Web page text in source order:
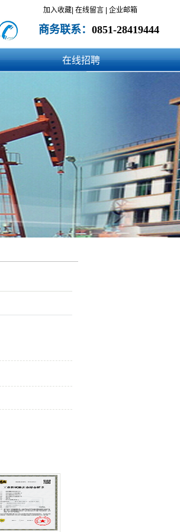
加入收藏| 在线留言 企业邮箱
商务联系： 0851-28419444
在线招聘